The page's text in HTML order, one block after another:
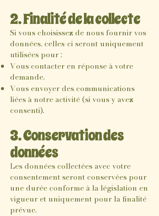
2. Finalité de la collecte
Si vous choisissez de nous fournir vos
données, celles-ci seront uniquement
utilisées pour :
Vous contacter en réponse à votre
demande.
Vous envoyer des communications
liées à notre activité (si vous y avez
consenti).
3. Conservation des
données
Les données collectées avec votre
consentement seront conservées pour
une durée conforme à la législation en
vigueur et uniquement pour la finalité
prévue.